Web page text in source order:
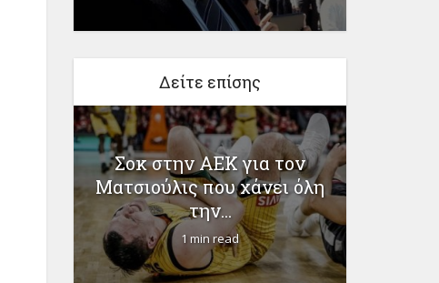
Δείτε επίσης
και
Σοκ στην ΑΕΚ για τον
Ματσιούλις που χάνει όλη
την...
1 min read